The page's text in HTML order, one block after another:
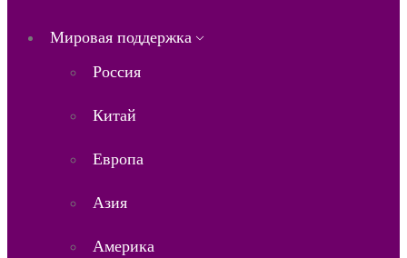
Мировая поддержка
Россия
Китай
Европа
Азия
Америка